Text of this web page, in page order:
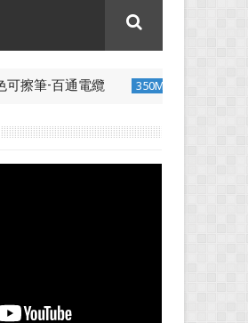
纜 350ML 折疊矽膠咖啡杯特色禮品杯